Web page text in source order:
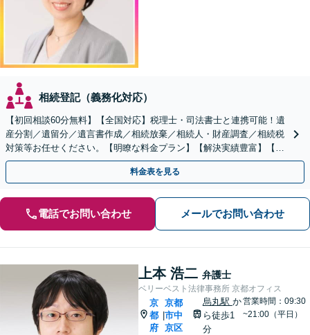
相続登記（義務化対応）
【初回相談60分無料】【全国対応】税理士・司法書士と連携可能！遺
産分割／遺留分／遺言書作成／相続放棄／相続人・財産調査／相続税
対策等お任せください。【明瞭な料金プラン】【解決実績豊富】【電
話相談可】
料金表を見る
電話でお問い合わせ メールでお問い合わせ
上本 浩二 弁護士
ベリーベスト法律事務所 京都オフィス
京
都
府
|
京都
市中
京区
烏丸駅 か
ら徒歩1
分
営業時間：09:30
~21:00（平日）